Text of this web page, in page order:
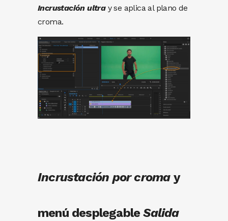
Incrustación ultray se aplica al plano de
croma.
Incrustación por cromay
menú desplegableSalida